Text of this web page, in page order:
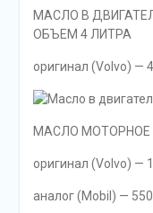
МАСЛО В
ОБЪЕМ 4 ЛИТРА
оригинал (Volvo) —
МАСЛО МОТОРНОЕ
оригинал (Volvo) —
аналог (Mobil) —